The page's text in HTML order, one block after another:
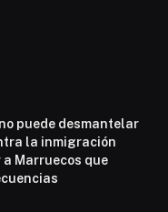
puede desmantelar
la inmigración
Marruecos que